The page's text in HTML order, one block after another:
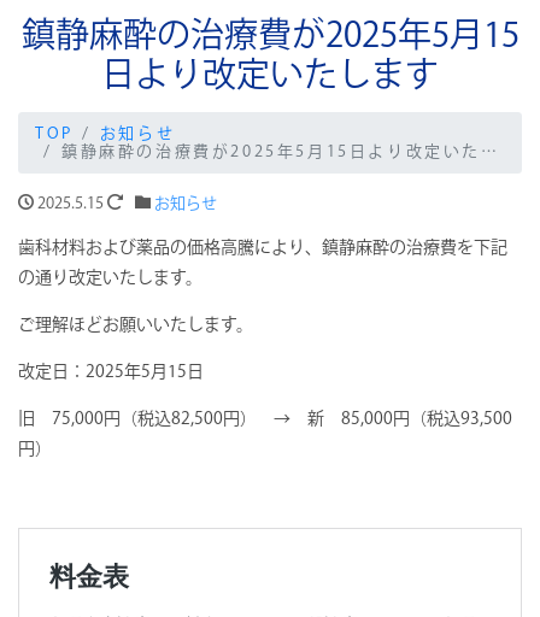
鎮静麻酔の治療費が2025年5月15
日より改定いたします
TOP
お知らせ
鎮静麻酔の治療費が2025年5月15日より改定いたします
2025.5.15 お知らせ
歯科材料および薬品の価格高騰により、鎮静麻酔の治療費を下記
の通り改定いたします。
ご理解ほどお願いいたします。
改定日：2025年5月15日
旧 75,000円（税込82,500円） → 新 85,000円（税込93,500
円）